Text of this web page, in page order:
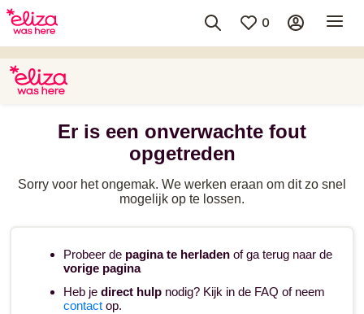
0
Er is een onverwachte fout
opgetreden
Sorry voor het ongemak. We werken eraan om dit zo snel
mogelijk op te lossen.
Probeer de pagina te herladen of ga terug naar de
vorige pagina
Heb je direct hulp nodig? Kijk in de FAQ of neem
contact op.